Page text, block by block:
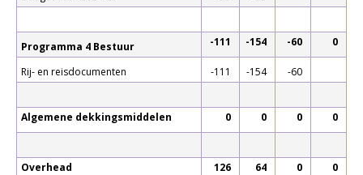
Programma 4 Bestuur -111 -154 -60 0
Rij- en reisdocumenten -111 -154 -60
Algemene dekkingsmiddelen 0 0 0 0
Overhead 126 64 0 0